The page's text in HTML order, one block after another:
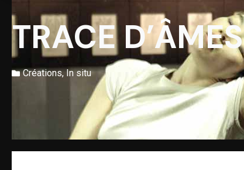
TRACE D’ÂMES
Créations,In situ